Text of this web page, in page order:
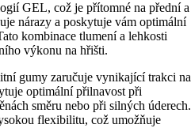
GEL, což je přítomné na přední a
nárazy a poskytuje vám optimální
kombinace tlumení a lehkosti
výkonu na hřišti.
gumy zaručuje vynikající trakci na
optimální přilnavost při
směru nebo při silných úderech.
flexibilitu, což umožňuje